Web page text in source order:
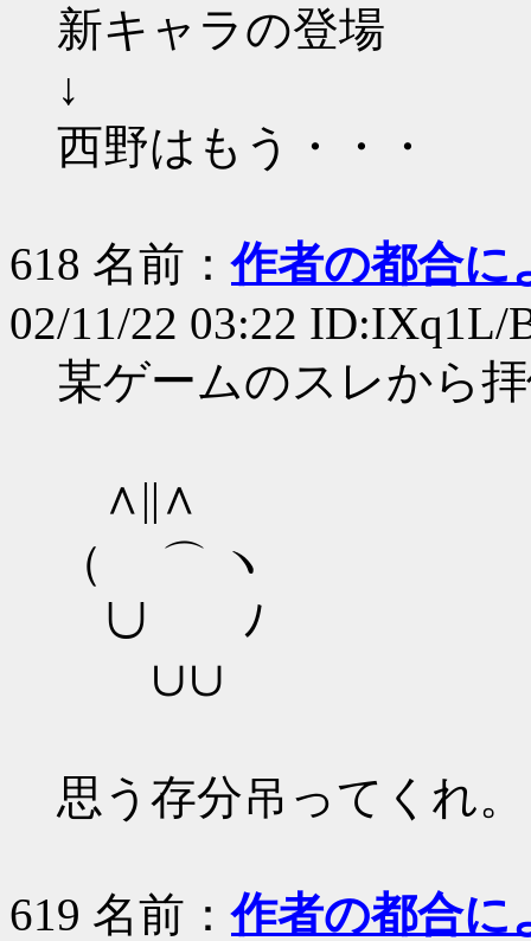
新キャラの登場
↓
西野はもう・・・
618 名前：作者の都合に
02/11/22 03:22 ID:IXq1L/
某ゲームのスレから
∧||∧
（ ⌒ ヽ
∪ ﾉ
∪∪
思う存分吊ってくれ。
619 名前：作者の都合に